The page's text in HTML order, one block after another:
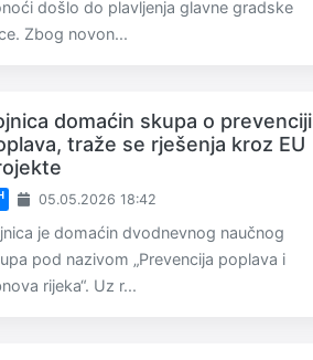
došlo do plavljenja glavne gradske
Zbog novon...
domaćin skupa o prevenciji
traže se rješenja kroz EU
05.05.2026 18:42
je domaćin dvodnevnog naučnog
pod nazivom „Prevencija poplava i
rijeka“. Uz r...